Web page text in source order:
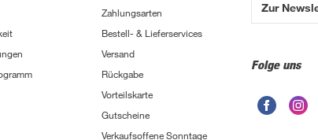
Zahlungsarten
Bestell- & Lieferservices
Versand
Rückgabe
Vorteilskarte
Gutscheine
Verkaufsoffene Sonntage
Zur
Folge uns